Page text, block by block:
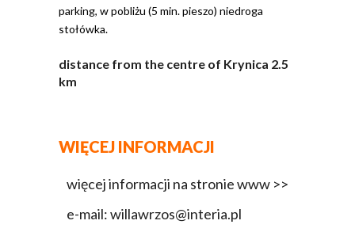
parking, w pobliżu (5 min. pieszo) niedroga
stołówka.
distance from the centre of Krynica 2.5
km
WIĘCEJ INFORMACJI
więcej informacji na stronie www >>
e-mail: willawrzos@interia.pl